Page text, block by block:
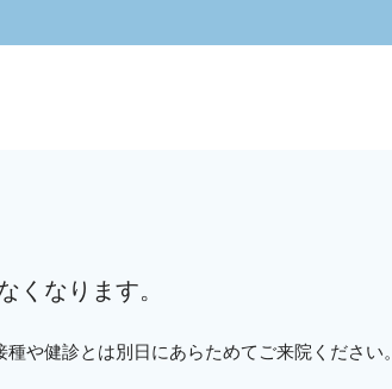
くなります。
や健診とは別日にあらためてご来院ください。